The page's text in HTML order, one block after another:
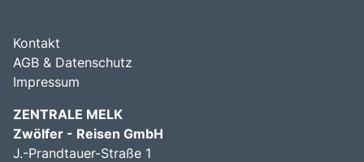
Kontakt
AGB & Datenschutz
Impressum
ZENTRALE MELK
Zwölfer - Reisen GmbH
J.-Prandtauer-Straße 1